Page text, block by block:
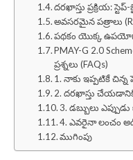
దరఖాస్తు ప్రక్రియ:
అవసరమైన పత్రాలు
పథకం యొక్క
PMAY-G 2.0
ప్రశ్నలు (FAQs)
1. నాకు ఇప్పటికే చిన్న
2. దరఖాస్తు
3. డబ్బులు
4. ఎవరైనా లంచం
ముగింపు